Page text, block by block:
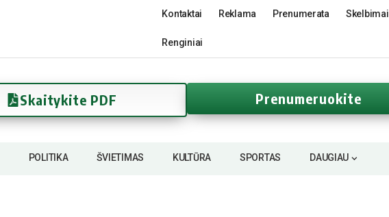
Kontaktai Reklama Prenumerata Skelbimai
Renginiai
Skaitykite PDF Prenumeruokite
POLITIKA ŠVIETIMAS KULTŪRA SPORTAS DAUGIAU